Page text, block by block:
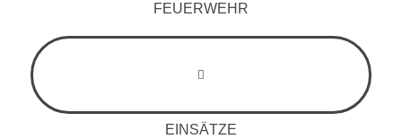
FEUERWEHR
EINSÄTZE